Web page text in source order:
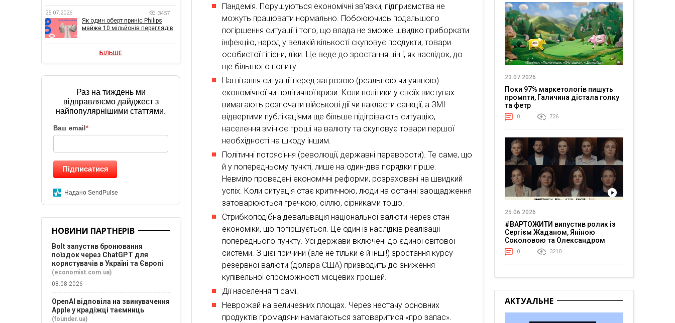
Пандемія. Порушуються економічні зв’язки, підприємства не
можуть працювати нормально. Побоюючись подальшого
погіршення ситуації і того, що влада не зможе швидко приборкати
інфекцію, народ у великій кількості скуповує продукти, товари
особистої гігієни, ліки. Це веде до зростання цін і, як наслідок, до
ще більшого попиту.
Нагнітання ситуації перед загрозою (реальною чи уявною)
економічної чи політичної кризи. Коли політики у своїх виступах
вимагають розпочати військові дії чи накласти санкції, а ЗМІ
відвертими публікаціями ще більше підігрівають ситуацію,
населення змінює гроші на валюту та скуповує товари першої
необхідності на шкоду іншим.
Політичні потрясіння (революції, державні перевороти). Те саме, що
й у попередньому пункті, лише на один-два порядки гірше.
Невміло проведені економічні реформи, розраховані на швидкий
успіх. Коли ситуація стає критичною, люди на останні заощадження
затоварюються гречкою, сіллю, сірниками тощо.
Стрибкоподібна девальвація національної валюти через стан
економіки, що погіршується. Це один із наслідків реалізації
попереднього пункту. Усі держави включені до єдиної світової
системи. З цієї причини (але не тільки є й інші!) зростання курсу
резервної валюти (долара США) призводить до зниження
купівельної спроможності місцевих грошей.
Дії населення ті самі.
Неврожай на величезних площах. Через нестачу основних
продуктів громадяни намагаються затоваритися «про запас».
25.07.2026 3457
Як один оберт приніс Philips
майже 10 мільйонів переглядів
БІЛЬШЕ
Раз на тиждень ми
відправляємо дайджест з
найпопулярнішими статтями.
Ваш email *
Підписатися
Надано SendPulse
НОВИНИ ПАРТНЕРІВ
Bolt запустив бронювання
поїздок через ChatGPT для
користувачів в Україні та Європі
(economist.com.ua)
08.08.2026
OpenAI відповіла на звинувачення
Apple у крадіжці таємниць
(founder.ua)
23.07.2026
Поки 97% маркетологів пишуть
промпти, Галичина дістала голку
та фетр
0 726
25.06.2026
#ВАРТОЖИТИ випустив ролик із
Сергієм Жаданом, Яніною
Соколовою та Олександром
Тереном про життя в постійній
напрузі
0 3210
АКТУАЛЬНЕ